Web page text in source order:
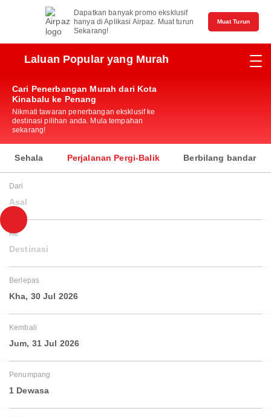
Dapatkan banyak promo eksklusif
hanya di Aplikasi Airpaz. Muat turun
Sekarang!
Muat Turun
Laluan Popular yang Murah
Cari Penerbangan Murah dari Kota
Kinabalu ke Penang
Nikmati tawaran penerbangan eksklusif ke
destinasi pilihan anda. Mula tempahan
sekarang!
Sehala Perjalanan Pergi-Balik Berbilang bandar
Dari
Asal
Ke
Destinasi
Berlepas
Kha, 30 Jul 2026
Kembali
Jum, 31 Jul 2026
Penumpang
1 Dewasa